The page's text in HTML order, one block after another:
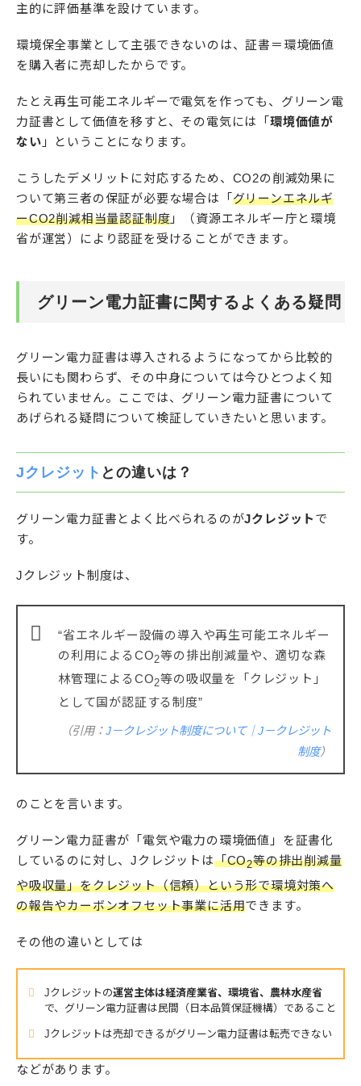
主的に評価基準を設けています。
環境保全事業として主張できないのは、証書＝環境価値
を購入者に売却したからです。
たとえ再生可能エネルギーで電気を作っても、グリーン電
力証書として価値を移すと、その電気には「 環境価値が
ない 」ということになります。
こうしたデメリットに対応するため、CO2の削減効果に
ついて第三者の保証が必要な場合は「 グリーンエネルギ
ーCO2削減相当量認証制度 」（資源エネルギー庁と環境
省が運営）により認証を受けることができます。
グリーン電力証書に関するよくある疑問
グリーン電力証書は導入されるようになってから比較的
長いにも関わらず、その中身については今ひとつよく知
られていません。ここでは、グリーン電力証書について
あげられる疑問について検証していきたいと思います。
Jクレジット との違いは？
グリーン電力証書とよく比べられるのがJクレジット で
す。
Jクレジット制度は、
“省エネルギー設備の導入や再生可能エネルギー
の利用によるCO2等の排出削減量や、適切な森
林管理によるCO2等の吸収量を「クレジット」
として国が認証する制度”
（引用：J－クレジット制度について｜J－クレジット
制度）
のことを言います。
グリーン電力証書が「電気や電力の環境価値」を証書化
しているのに対し、Jクレジットは「CO2等の排出削減量
や吸収量」をクレジット（信頼）という形で環境対策へ
の報告やカーボンオフセット事業に活用できます。
その他の違いとしては
Jクレジットの運営主体は経済産業省、環境省、農林水産省
で、グリーン電力証書は民間（日本品質保証機構）であること
Jクレジットは売却できるがグリーン電力証書は転売できない
などがあります。